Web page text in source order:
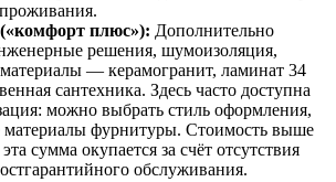
плюс»): Дополнительно
решения, шумоизоляция,
— керамогранит, ламинат 34
сантехника. Здесь часто доступна
можно выбрать стиль оформления,
материалы фурнитуры. Стоимость выше
сумма окупается за счёт отсутствия
обслуживания.